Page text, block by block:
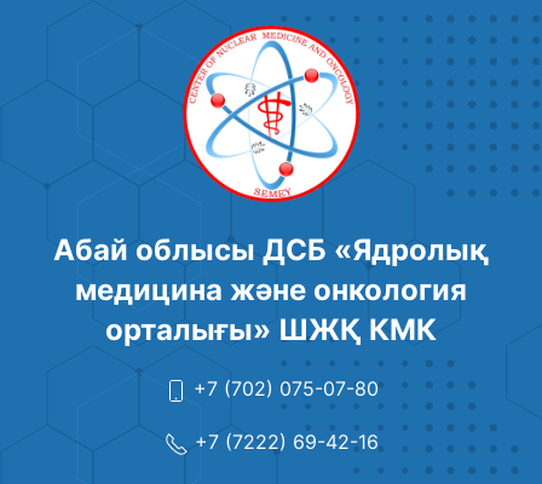
Абай облысы ДСБ «Ядролық
медицина және онкология
орталығы» ШЖҚ КМК
+7 (702) 075-07-80
+7 (7222) 69-42-16